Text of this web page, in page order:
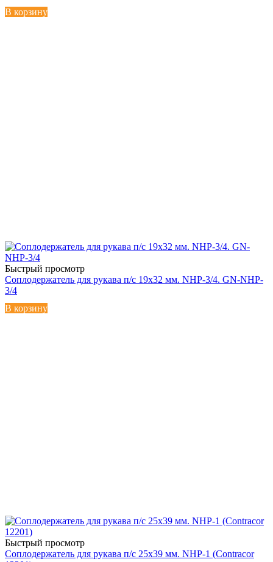
В корзину
Быстрый просмотр
Соплодержатель для рукава п/с 19х32 мм. NHP-3/4. GN-NHP-
3/4
В корзину
Быстрый просмотр
Соплодержатель для рукава п/с 25х39 мм. NHP-1 (Contracor